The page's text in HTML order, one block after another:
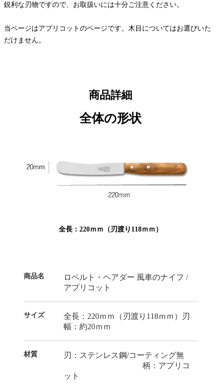
鋭利な刃物ですので、お取扱いには十分ご注意ください。
当ページはアプリコットのページです。木目についてはお選びいた
だけません。
商品詳細
全体の形状
全長：220ｍｍ（刃渡り118ｍｍ）
商品名
ロベルト・ヘアダー 風車のナイフ /
アプリコット
サイズ
全長：220ｍｍ（刃渡り118ｍｍ）刃
幅：約20ｍｍ
材質
刃：ステンレス鋼/コーティング無
柄：アプリコ
ット